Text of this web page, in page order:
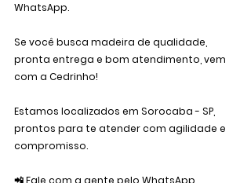
WhatsApp.
Se você busca madeira de qualidade,
pronta entrega e bom atendimento , vem
com a Cedrinho!
Estamos localizados em Sorocaba - SP,
prontos para te atender com agilidade e
compromisso.
📲 Fale com a gente pelo WhatsApp